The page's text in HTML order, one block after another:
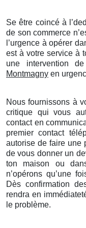
Se être coincé à
de son commerce
l’urgence à opérer
est à votre service à
une intervention
Montmagny en
Nous fournissons à
critique qui vous
contact en
premier contact
autorise de faire une
de vous donner un
ton maison ou
n’opérons qu’une
Dès confirmation
rendra en
le problème.